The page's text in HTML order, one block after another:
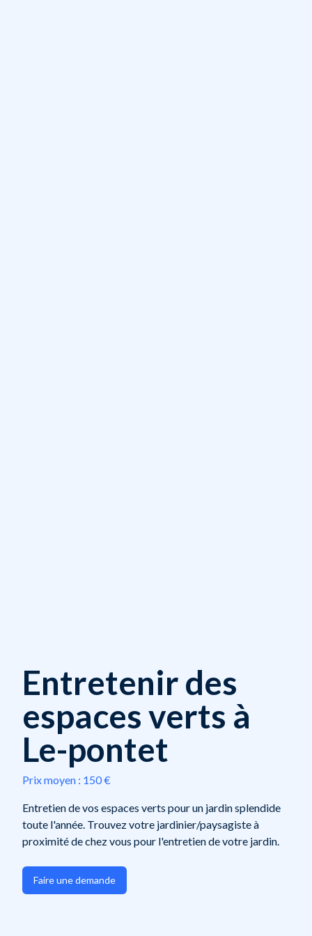
Entretenir des
espaces verts à
Le-pontet
Prix moyen : 150 €
Entretien de vos espaces verts pour un jardin splendide
toute l'année. Trouvez votre jardinier/paysagiste à
proximité de chez vous pour l'entretien de votre jardin.
Faire une demande